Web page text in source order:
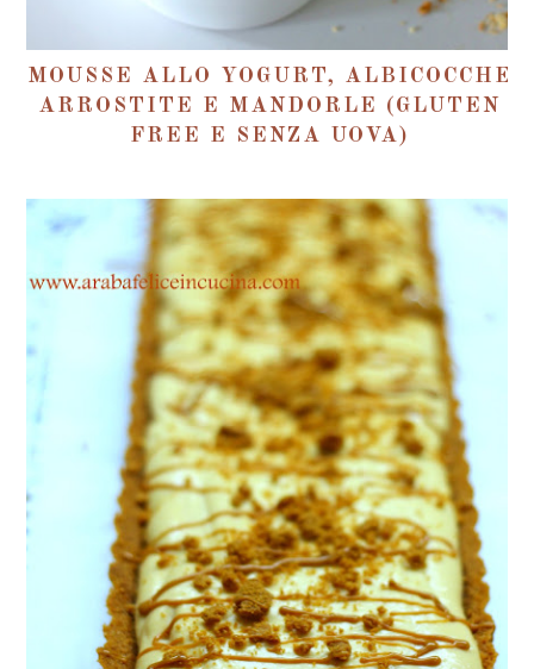
MOUSSE ALLO YOGURT, ALBICOCCHE
ARROSTITE E MANDORLE (GLUTEN
FREE E SENZA UOVA)